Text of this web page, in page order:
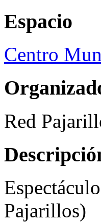
Espacio
Centro
Red
Pajarillos)